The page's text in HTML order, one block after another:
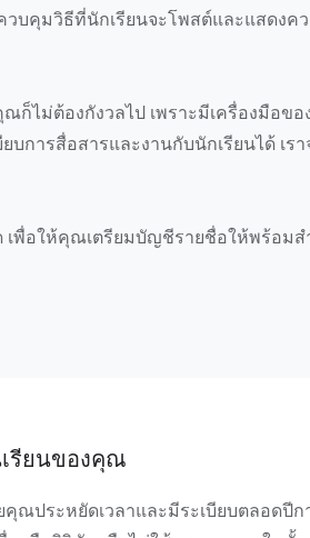
วบคุมวิธีที่นักเรียนจะโพสต์และแสดงค
ไม่ต้องกังวลไป เพราะมีเครื่องมือขอ
บการสื่อสารและงานกับนักเรียนได้ เร
เพื่อให้คุณเตรียมบัญชีรายชื่อให้พร้อม
รียนของคุณ
ณประหยัดเวลาและมีระเบียบตลอดปีก